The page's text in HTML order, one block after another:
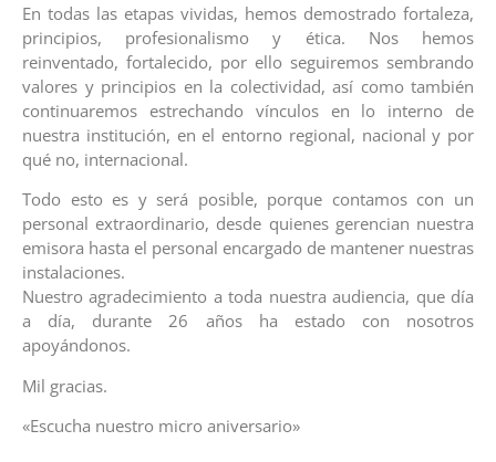
En todas las etapas vividas, hemos demostrado fortaleza,
principios, profesionalismo y ética. Nos hemos
reinventado, fortalecido, por ello seguiremos sembrando
valores y principios en la colectividad, así como también
continuaremos estrechando vínculos en lo interno de
nuestra institución, en el entorno regional, nacional y por
qué no, internacional.
Todo esto es y será posible, porque contamos con un
personal extraordinario, desde quienes gerencian nuestra
emisora hasta el personal encargado de mantener nuestras
instalaciones.
Nuestro agradecimiento a toda nuestra audiencia, que día
a día, durante 26 años ha estado con nosotros
apoyándonos.
Mil gracias.
«Escucha nuestro micro aniversario»